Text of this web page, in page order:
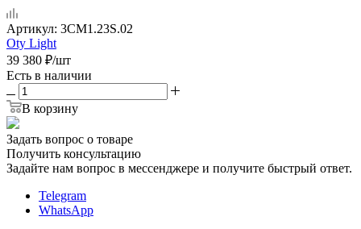
Артикул: 3CM1.23S.02
Oty Light
39 380 ₽/шт
Есть в наличии
В корзину
Задать вопрос о товаре
Получить консультацию
Задайте нам вопрос в мессенджере и получите быстрый ответ.
Telegram
WhatsApp